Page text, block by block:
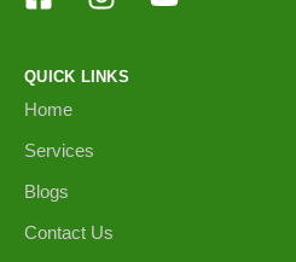
QUICK LINKS
Home
Services
Blogs
Contact Us